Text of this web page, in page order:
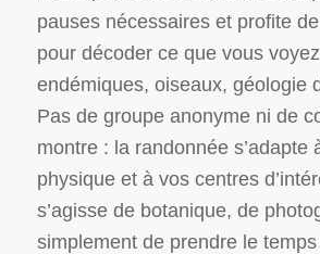
pauses nécessaires et profite
pour décoder ce que vous
endémiques, oiseaux, géologie
Pas de groupe anonyme ni de
montre : la randonnée s’adapte
physique et à vos centres
s’agisse de botanique, de
simplement de prendre le